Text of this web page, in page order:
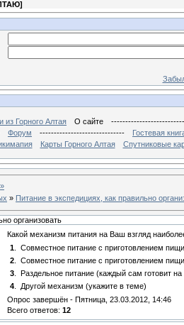
]
из Горного Алтая О сайте
Форум ------------------------------
Гостевая
Карты Горного Алтая Спутниковые
»
» Питание в экспедициях, как правильно
организовать
Какой механизм питания на Ваш взгляд
1.
Совместное питание с приготовлением
2.
Совместное питание с приготовлением
3.
Раздельное питание (каждый сам готовит
4.
Другой механизм (укажите в теме)
Опрос завершён - Пятница, 23.03.2012, 14:46
Всего ответов: 12